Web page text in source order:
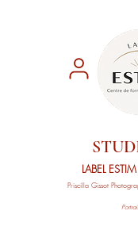
LABEL ESTIM
Priscilla Gissot